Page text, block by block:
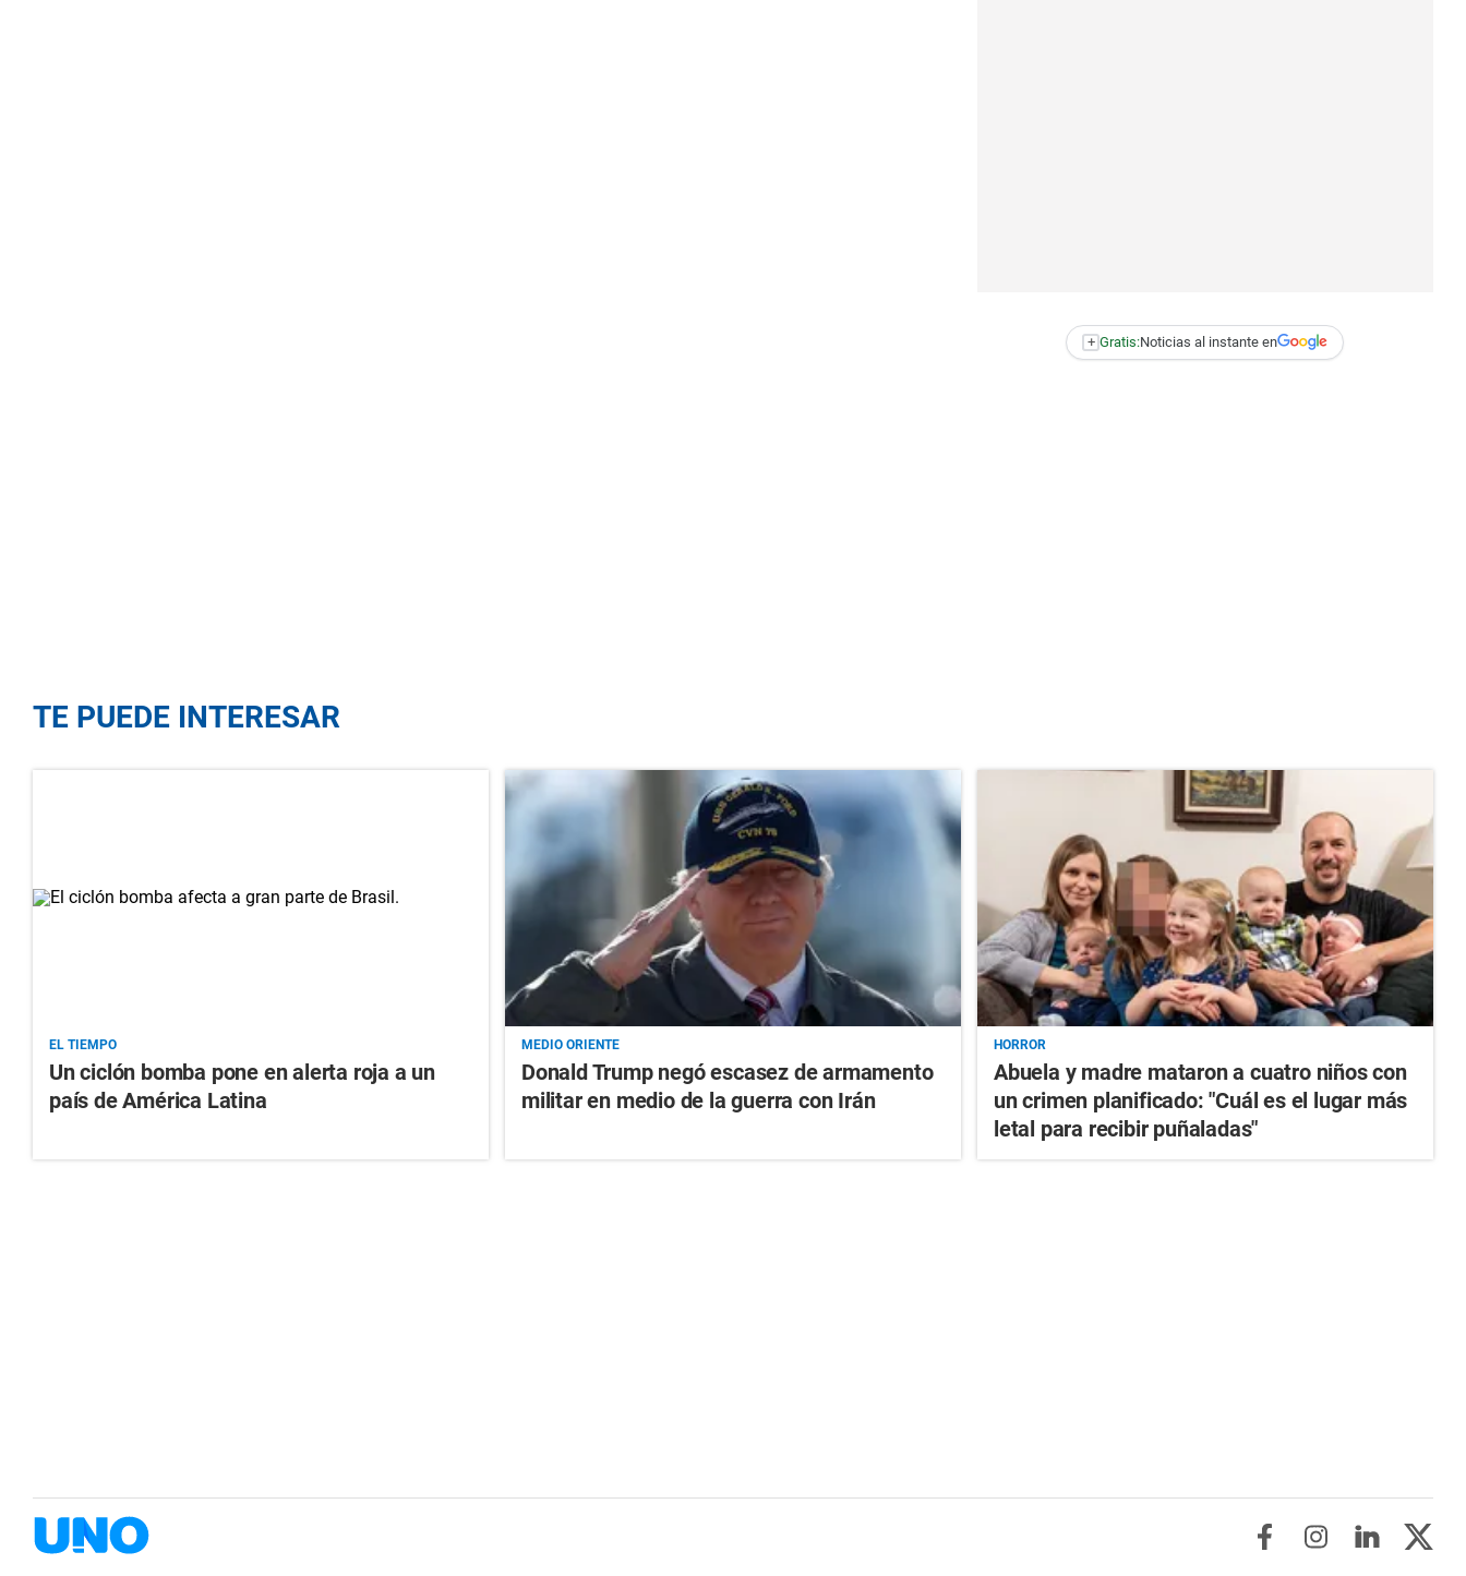
+ Gratis:Noticias al instante en
TE PUEDE INTERESAR
EL TIEMPO
Un ciclón bomba pone en alerta roja a un
país de América Latina
MEDIO ORIENTE
Donald Trump negó escasez de armamento
militar en medio de la guerra con Irán
HORROR
Abuela y madre mataron a cuatro niños con
un crimen planificado: "Cuál es el lugar más
letal para recibir puñaladas"